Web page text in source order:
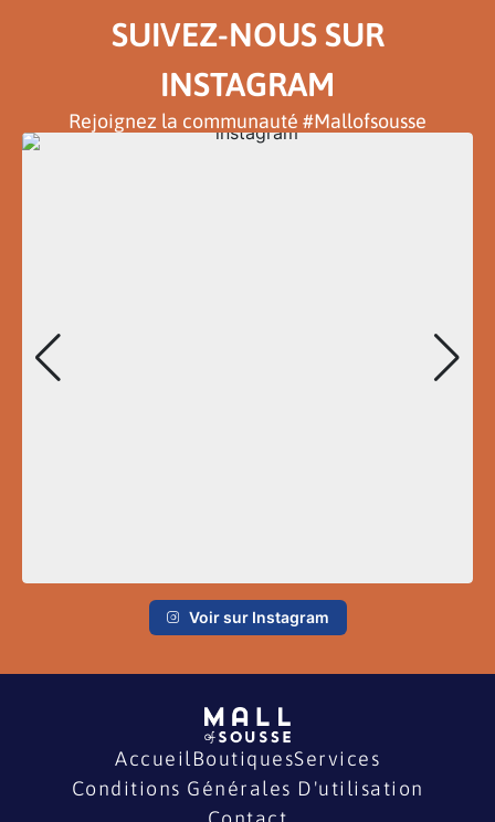
SUIVEZ-NOUS SUR
INSTAGRAM
Rejoignez la communauté #Mallofsousse
Voir sur Instagram
Accueil BoutiquesServices
Conditions Générales D'utilisation